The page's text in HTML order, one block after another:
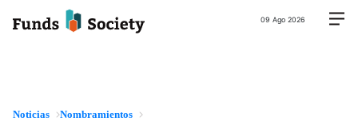
09 Ago 2026
Noticias Nombramientos